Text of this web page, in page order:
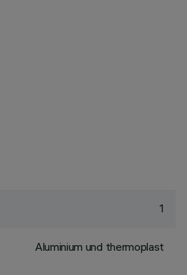
1
Aluminium und thermoplast